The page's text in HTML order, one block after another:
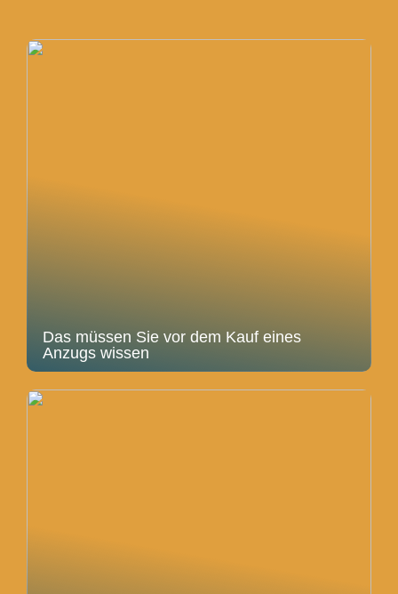
Das müssen Sie vor dem Kauf eines
Anzugs wissen